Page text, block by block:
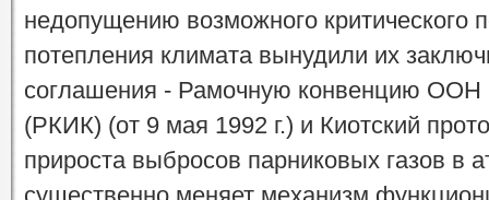
недопущению возможного критического
потепления климата вынудили их
соглашения - Рамочную конвенцию ООН
(РКИК) (от 9 мая 1992 г.) и Киотский
прироста выбросов парниковых газов в